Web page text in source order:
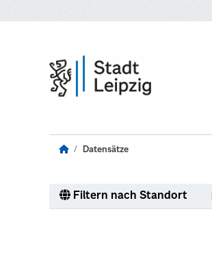
Datensätze
Filtern nach Standort